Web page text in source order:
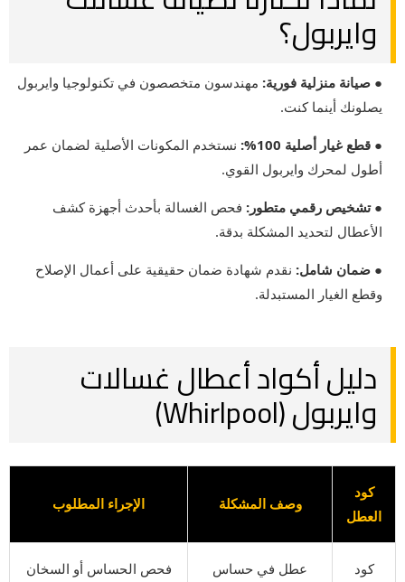
وايربول؟
● صيانة منزلية فورية: مهندسون متخصصون في تكنولوجيا وايربول
يصلونك أينما كنت.
● قطع غيار أصلية 100%:
نستخدم المكونات الأصلية لضمان عمر
أطول لمحرك وايربول القوي.
● تشخيص رقمي متطور: فحص الغسالة بأحدث أجهزة كشف
الأعطال لتحديد المشكلة بدقة.
● ضمان شامل: نقدم شهادة ضمان حقيقية على أعمال الإصلاح
وقطع الغيار المستبدلة.
دليل أكواد أعطال غسالات
وايربول (Whirlpool)
كود
العطل
وصف المشكلة الإجراء المطلوب
كود
عطل في حساس
فحص الحساس أو السخان